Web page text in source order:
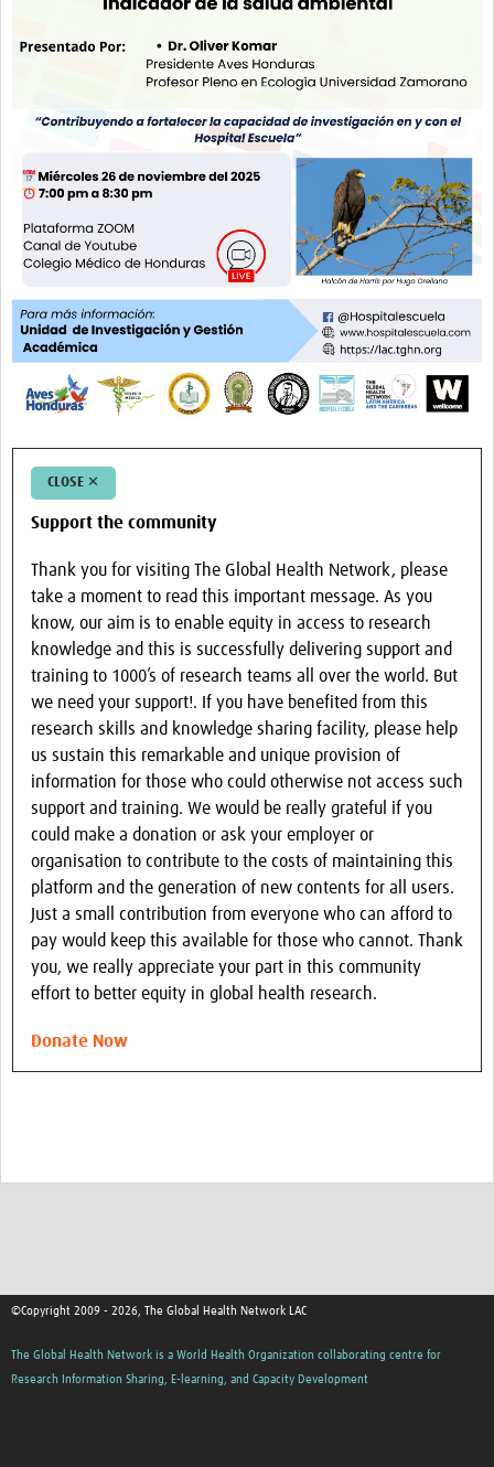
CLOSE ✕
Support the community
Thank you for visiting The Global Health Network, please
take a moment to read this important message. As you
know, our aim is to enable equity in access to research
knowledge and this is successfully delivering support and
training to 1000’s of research teams all over the world. But
we need your support!. If you have benefited from this
research skills and knowledge sharing facility, please help
us sustain this remarkable and unique provision of
information for those who could otherwise not access such
support and training. We would be really grateful if you
could make a donation or ask your employer or
organisation to contribute to the costs of maintaining this
platform and the generation of new contents for all users.
Just a small contribution from everyone who can afford to
pay would keep this available for those who cannot. Thank
you, we really appreciate your part in this community
effort to better equity in global health research.
Donate Now
©Copyright 2009 - 2026, The Global Health Network LAC
The Global Health Network is a World Health Organization collaborating centre for
Research Information Sharing, E-learning, and Capacity Development